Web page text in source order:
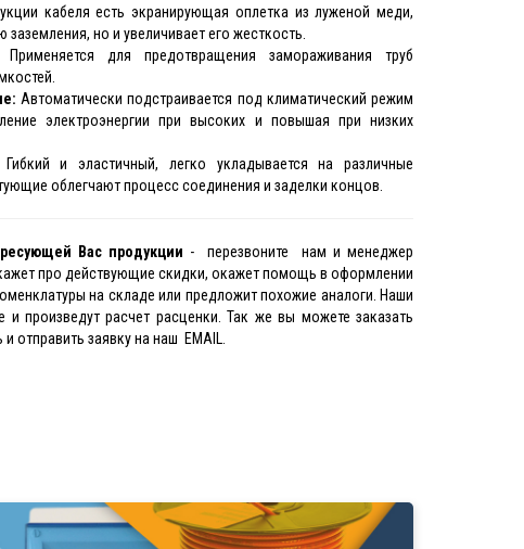
кабеля есть экранирующая оплетка из луженой меди,
но и увеличивает его жесткость.
Применяется для предотвращения замораживания труб
Автоматически подстраивается под климатический режим
электроэнергии при высоких и повышая при низких
Гибкий и эластичный, легко укладывается на различные
облегчают процесс соединения и заделки концов.
Вас продукции - перезвоните нам и менеджер
про действующие скидки, окажет помощь в оформлении
на складе или предложит похожие аналоги. Наши
и произведут расчет расценки. Так же вы можете заказать
отправить заявку на наш EMAIL.